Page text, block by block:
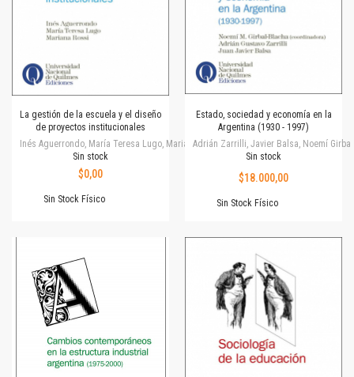
La gestión de la escuela y el diseño
de proyectos institucionales
Inés Aguerrondo, María Teresa Lugo, Mariana Rossi
Sin stock
$0,00
Sin Stock Físico
Estado, sociedad y economía en la
Argentina (1930 - 1997)
Adrián Zarrilli, Javier Balsa, Noemí
Sin stock
$18.000,00
Sin Stock Físico